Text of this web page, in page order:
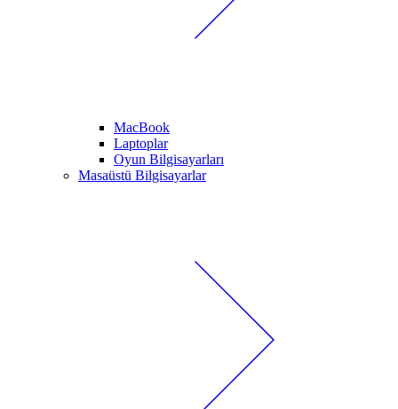
MacBook
Laptoplar
Oyun Bilgisayarları
Masaüstü Bilgisayarlar